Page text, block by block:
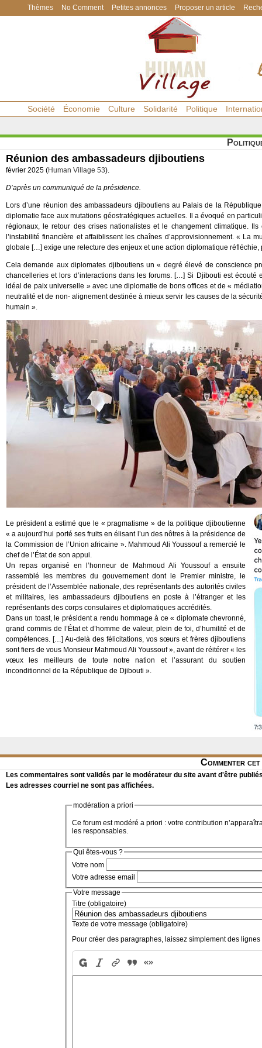
Thèmes No Comment Petites annonces Proposer un article
Société Économie Culture Solidarité Politique
Réunion des ambassadeurs djiboutiens
février 2025 (Human Village 53).
D’après un communiqué de la présidence.
Lors d’une réunion des ambassadeurs djiboutiens au Palais de la
diplomatie face aux mutations géostratégiques actuelles. Il a évoqué en
régionaux, le retour des crises nationalistes et le changement climatique.
l’instabilité financière et affaiblissent les chaînes d’approvisionnement. « La
globale […] exige une relecture des enjeux et une action diplomatique réfléchie,
Cela demande aux diplomates djiboutiens un « degré élevé de conscience
chancelleries et lors d’interactions dans les forums. […] Si Djibouti est écouté
idéal de paix universelle » avec une diplomatie de bons offices et de «
neutralité et de non- alignement destinée à mieux servir les causes de la
humain ».
Le président a estimé que le « pragmatisme » de la politique djiboutienne
« a aujourd’hui porté ses fruits en élisant l’un des nôtres à la présidence de
la Commission de l’Union africaine ». Mahmoud Ali Youssouf a remercié le
chef de l’État de son appui.
Un repas organisé en l’honneur de Mahmoud Ali Youssouf a ensuite
rassemblé les membres du gouvernement dont le Premier ministre, le
président de l’Assemblée nationale, des représentants des autorités civiles
et militaires, les ambassadeurs djiboutiens en poste à l’étranger et les
représentants des corps consulaires et diplomatiques accrédités.
Dans un toast, le président a rendu hommage à ce « diplomate chevronné,
grand commis de l’État et d’homme de valeur, plein de foi, d’humilité et de
compétences. […] Au-delà des félicitations, vos sœurs et frères djiboutiens
sont fiers de vous Monsieur Mahmoud Ali Youssouf », avant de réitérer « les
vœux les meilleurs de toute notre nation et l’assurant du soutien
inconditionnel de la République de Djibouti ».
Commenter
Les commentaires sont validés par le modérateur du site avant d'être
Les adresses courriel ne sont pas affichées.
modération a priori
Ce forum est modéré a priori : votre contribution
les responsables.
Qui êtes-vous ?
Votre nom
Votre adresse email
Votre message
Titre (obligatoire)
Texte de votre message (obligatoire)
Pour créer des paragraphes, laissez simplement des lignes